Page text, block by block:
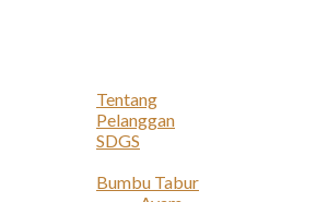
Tentang
Pelanggan
SDGS
Bumbu Tabur